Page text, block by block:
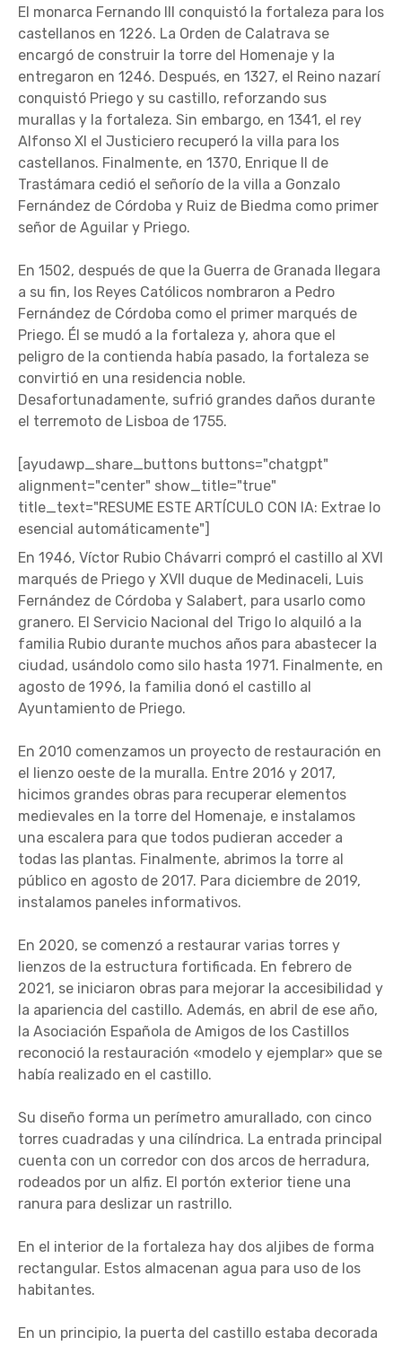
El monarca Fernando III conquistó la fortaleza para los
castellanos en 1226. La Orden de Calatrava se
encargó de construir la torre del Homenaje y la
entregaron en 1246. Después, en 1327, el Reino nazarí
conquistó Priego y su castillo, reforzando sus
murallas y la fortaleza. Sin embargo, en 1341, el rey
Alfonso XI el Justiciero recuperó la villa para los
castellanos. Finalmente, en 1370, Enrique II de
Trastámara cedió el señorío de la villa a Gonzalo
Fernández de Córdoba y Ruiz de Biedma como primer
señor de Aguilar y Priego.
En 1502, después de que la Guerra de Granada llegara
a su fin, los Reyes Católicos nombraron a Pedro
Fernández de Córdoba como el primer marqués de
Priego. Él se mudó a la fortaleza y, ahora que el
peligro de la contienda había pasado, la fortaleza se
convirtió en una residencia noble.
Desafortunadamente, sufrió grandes daños durante
el terremoto de Lisboa de 1755.
[ayudawp_share_buttons buttons="chatgpt"
alignment="center" show_title="true"
title_text="RESUME ESTE ARTÍCULO CON IA: Extrae lo
esencial automáticamente"]
En 1946, Víctor Rubio Chávarri compró el castillo al XVI
marqués de Priego y XVII duque de Medinaceli, Luis
Fernández de Córdoba y Salabert, para usarlo como
granero. El Servicio Nacional del Trigo lo alquiló a la
familia Rubio durante muchos años para abastecer la
ciudad, usándolo como silo hasta 1971. Finalmente, en
agosto de 1996, la familia donó el castillo al
Ayuntamiento de Priego.
En 2010 comenzamos un proyecto de restauración en
el lienzo oeste de la muralla. Entre 2016 y 2017,
hicimos grandes obras para recuperar elementos
medievales en la torre del Homenaje, e instalamos
una escalera para que todos pudieran acceder a
todas las plantas. Finalmente, abrimos la torre al
público en agosto de 2017. Para diciembre de 2019,
instalamos paneles informativos.
En 2020, se comenzó a restaurar varias torres y
lienzos de la estructura fortificada. En febrero de
2021, se iniciaron obras para mejorar la accesibilidad y
la apariencia del castillo. Además, en abril de ese año,
la Asociación Española de Amigos de los Castillos
reconoció la restauración «modelo y ejemplar» que se
había realizado en el castillo.
Su diseño forma un perímetro amurallado, con cinco
torres cuadradas y una cilíndrica. La entrada principal
cuenta con un corredor con dos arcos de herradura,
rodeados por un alfiz. El portón exterior tiene una
ranura para deslizar un rastrillo.
En el interior de la fortaleza hay dos aljibes de forma
rectangular. Estos almacenan agua para uso de los
habitantes.
En un principio, la puerta del castillo estaba decorada